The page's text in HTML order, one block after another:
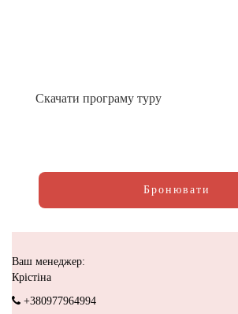
Скачати програму туру
Бронювати
Ваш менеджер:
Крістіна
+380977964994